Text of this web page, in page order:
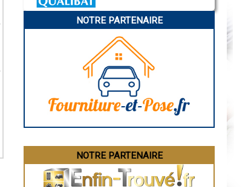
Charleville-Mézières
Pamiers
Narbonne
Brive-la-Gaillarde
Guéret
Besançon
Évreux
Chartres
NOTRE PARTENAIRE
NOTRE PARTENAIRE